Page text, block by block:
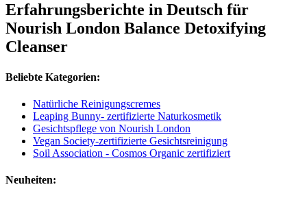
Erfahrungsberichte in Deutsch für
Nourish London Balance Detoxifying
Cleanser
Beliebte Kategorien:
Natürliche Reinigungscremes
Leaping Bunny- zertifizierte Naturkosmetik
Gesichtspflege von Nourish London
Vegan Society-zertifizierte Gesichtsreinigung
Soil Association - Cosmos Organic zertifiziert
Neuheiten: